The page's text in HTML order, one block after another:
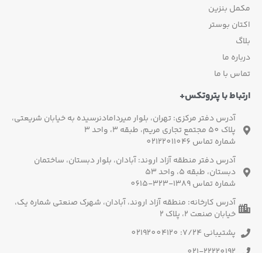
مکمل بنزین
اکتان بوستر
بلاگ
درباره ما
تماس با ما
ارتباط با پتروتکس+
آدرس دفتر مرکزی: تهران، بلوار میردامادنرسیده به خیابان شریعتی،
پلاک 50 مجتمع تجاری مریم، طبقه 3، واحد 3
شماره تماس 02122011046
آدرس دفتر منطقه آزاد اروند: آبادان، بلوار دبستان، ساختمان
دبستان، طبقه 5، واحد 53
شماره تماس 1389-323-0615
آدرس کارخانه: منطقه آزاد اروند، آبادان، شهرک صنعتی شماره یک،
خیابان صنعت 2، پلاک 2
پشتیبانی 7/24: 02192004120